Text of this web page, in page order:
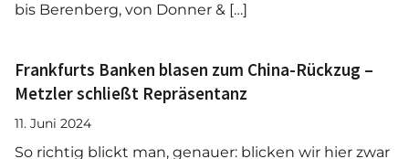
bis Berenberg, von Donner & […]
Frankfurts Banken blasen zum China-Rückzug –
Metzler schließt Repräsentanz
11. Juni 2024
So richtig blickt man, genauer: blicken wir hier zwar